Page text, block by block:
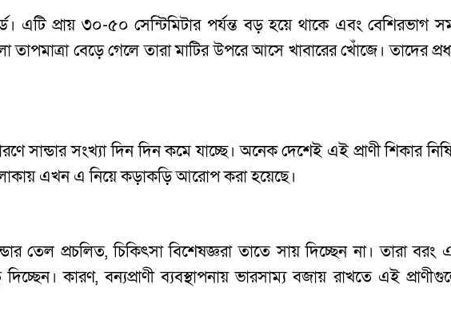
এটি প্রায় ৩০-৫০ সেন্টিমিটার পর্যন্ত বড় হয়ে থাকে এবং বেশিরভাগ
তাপমাত্রা বেড়ে গেলে তারা মাটির উপরে আসে খাবারের খোঁজে। তাদের
সান্ডার সংখ্যা দিন দিন কমে যাচ্ছে। অনেক দেশেই এই প্রাণী শিকার
এখন এ নিয়ে কড়াকড়ি আরোপ করা হয়েছে।
তেল প্রচলিত, চিকিৎসা বিশেষজ্ঞরা তাতে সায় দিচ্ছেন না। তারা বরং
কারণ, বন্যপ্রাণী ব্যবস্থাপনায় ভারসাম্য বজায় রাখতে এই